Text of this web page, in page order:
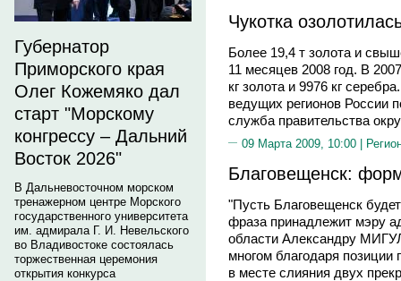
Губернатор
Приморского края
Олег Кожемяко дал
старт "Морскому
конгрессу – Дальний
Восток 2026"
В Дальневосточном морском
тренажерном центре Морского
государственного университета
им. адмирала Г. И. Невельского
во Владивостоке состоялась
торжественная церемония
открытия конкурса
Чукотка
Более 19,4 т золота и
11 месяцев 2008 год. В
кг золота и 9976 кг
ведущих регионов России
служба правительства
09 Марта 2009, 10:00 |
Благовещенск:
"Пусть Благовещенск
фраза принадлежит мэру
области Александру
многом благодаря позиции
в месте слияния двух